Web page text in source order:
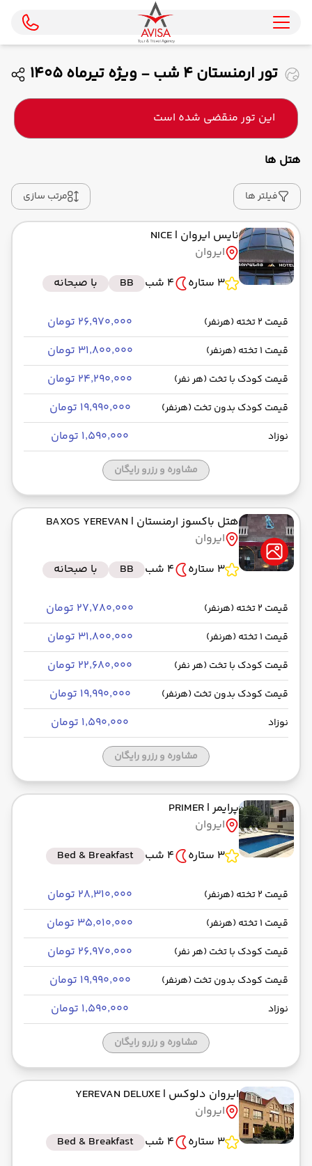
تور ارمنستان 4 شب - ویژه تیرماه 1405
( معراج ایر )
این تور منقضی شده است
هتل ها
فیلتر ها مرتب سازی
نایس ایروان | NICE
ایروان
3 ستاره
4 شب BB با صبحانه
قیمت 2 تخته (هرنفر) ۲۶٬۹۷۰٬۰۰۰ تومان
قیمت 1 تخته (هرنفر) ۳۱٬۸۰۰٬۰۰۰ تومان
قیمت کودک با تخت (هر نفر) ۲۴٬۲۹۰٬۰۰۰ تومان
قیمت کودک بدون تخت (هرنفر) ۱۹٬۹۹۰٬۰۰۰ تومان
نوزاد ۱٬۵۹۰٬۰۰۰ تومان
مشاوره و رزرو رایگان
هتل باکسوز ارمنستان | BAXOS YEREVAN
ایروان
3 ستاره
4 شب BB با صبحانه
قیمت 2 تخته (هرنفر) ۲۷٬۷۸۰٬۰۰۰ تومان
قیمت 1 تخته (هرنفر) ۳۱٬۸۰۰٬۰۰۰ تومان
قیمت کودک با تخت (هر نفر) ۲۲٬۶۸۰٬۰۰۰ تومان
قیمت کودک بدون تخت (هرنفر) ۱۹٬۹۹۰٬۰۰۰ تومان
نوزاد ۱٬۵۹۰٬۰۰۰ تومان
مشاوره و رزرو رایگان
پرایمر| PRIMER
ایروان
3 ستاره
4 شب Bed & Breakfast
قیمت 2 تخته (هرنفر) ۲۸٬۳۱۰٬۰۰۰ تومان
قیمت 1 تخته (هرنفر) ۳۵٬۰۱۰٬۰۰۰ تومان
قیمت کودک با تخت (هر نفر) ۲۶٬۹۷۰٬۰۰۰ تومان
قیمت کودک بدون تخت (هرنفر) ۱۹٬۹۹۰٬۰۰۰ تومان
نوزاد ۱٬۵۹۰٬۰۰۰ تومان
مشاوره و رزرو رایگان
ایروان دلوکس | YEREVAN DELUXE
ایروان
3 ستاره
4 شب Bed & Breakfast